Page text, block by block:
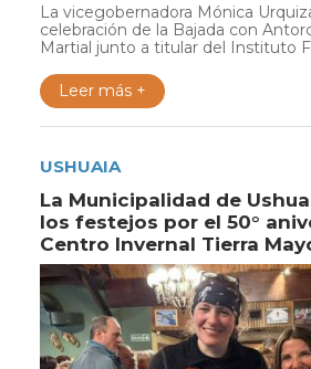
La vicegobernadora Mónica
celebración de la Bajada con
Martial junto a titular del Instituto
Leer más +
USHUAIA
La Municipalidad de
los festejos por el 50°
Centro Invernal Tierra